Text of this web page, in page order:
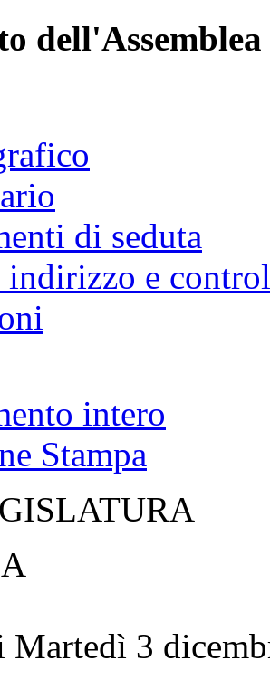
dell'Assemblea
di seduta
e
intero
Stampa
Martedì 3